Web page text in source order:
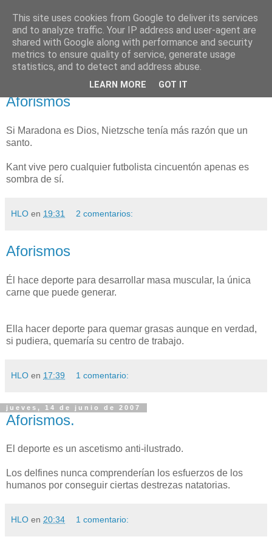
NO SPORT
¡Abajo el deporte!
sábado, 23 de junio de 2007
Aforismos
Si Maradona es Dios, Nietzsche tenía más razón que un
santo.
Kant vive pero cualquier futbolista cincuentón apenas es
sombra de sí.
HLO en 19:31 2 comentarios:
Aforismos
Él hace deporte para desarrollar masa muscular, la única
carne que puede generar.
Ella hacer deporte para quemar grasas aunque en verdad,
si pudiera, quemaría su centro de trabajo.
HLO en 17:39 1 comentario:
jueves, 14 de junio de 2007
Aforismos.
El deporte es un ascetismo anti-ilustrado.
Los delfines nunca comprenderían los esfuerzos de los
humanos por conseguir ciertas destrezas natatorias.
HLO en 20:34 1 comentario:
This site uses cookies from Google to deliver its services
and to analyze traffic. Your IP address and user-agent are
shared with Google along with performance and security
metrics to ensure quality of service, generate usage
statistics, and to detect and address abuse.
LEARN MORE GOT IT